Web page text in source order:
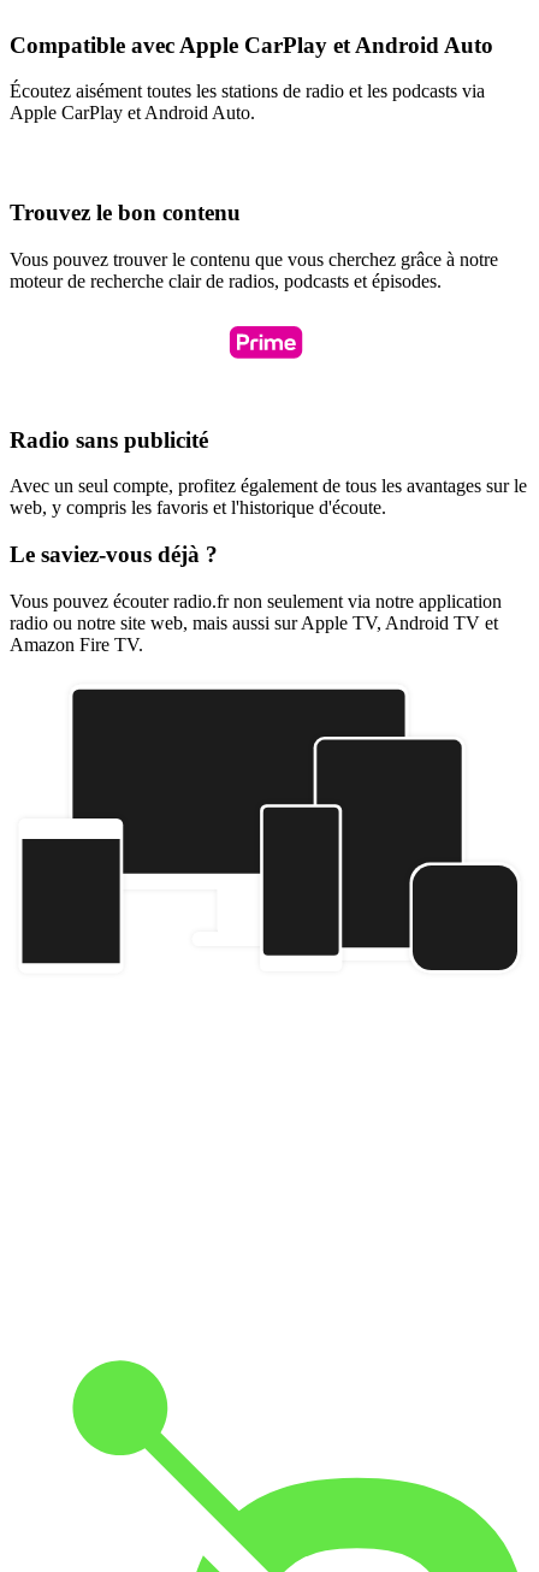
Compatible avec Apple CarPlay et Android Auto
Écoutez aisément toutes les stations de radio et les podcasts via
Apple CarPlay et Android Auto.
Trouvez le bon contenu
Vous pouvez trouver le contenu que vous cherchez grâce à notre
moteur de recherche clair de radios, podcasts et épisodes.
Radio sans publicité
Avec un seul compte, profitez également de tous les avantages sur le
web, y compris les favoris et l'historique d'écoute.
Le saviez-vous déjà ?
Vous pouvez écouter radio.fr non seulement via notre application
radio ou notre site web, mais aussi sur Apple TV, Android TV et
Amazon Fire TV.